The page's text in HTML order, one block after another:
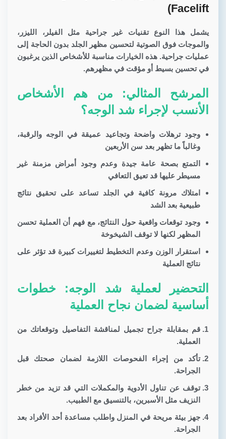
Facelift)
يشمل هذا النوع تقنيات غير جراحية مثل الفيلر، الليزر،
والموجات فوق الصوتية لتحسين مظهر الجلد بدون الحاجة إلى
عمليات جراحية. هذه الخيارات مناسبة للأشخاص الذين يرغبون
في تحسين بسيط أو مؤقت في مظهرهم.
المرشح المثالي: من هم الأشخاص
الأنسب لإجراء شد الوجه؟
وجود ترهلات واضحة وتجاعيد عميقة في الوجه والرقبة،
وغالباً ما تظهر بعد سن الأربعين
التمتع بصحة عامة جيدة وعدم وجود أمراض مزمنة غير
مسيطر عليها قد تعيق التعافي
امتلاك مرونة كافية في الجلد تساعد على تحقيق نتائج
طبيعية بعد الشد
وجود توقعات واقعية حول النتائج، مع فهم أن العملية تحسن
المظهر لكنها لا توقف الشيخوخة
استقرار الوزن وعدم التخطيط لتغييرات كبيرة قد تؤثر على
نتائج العملية
التحضير لعملية شد الوجه: خطوات
أساسية لضمان نجاح العملية
قم بمقابلة جراح تجميل لمناقشة التفاصيل وتوقعاتك من
العملية.
تأكد من إجراء الفحوصات اللازمة لضمان صحتك قبل
الجراحة.
توقف عن تناول الأدوية والمكملات التي قد تزيد من خطر
النزيف مثل الأسبرين، بالتنسيق مع الطبيب.
جهز بيئة مريحة في المنزل واطلب مساعدة أحد الأفراد بعد
الجراحة.